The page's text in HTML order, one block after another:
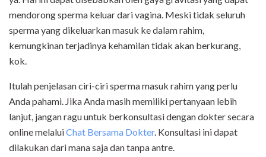
mendorong sperma keluar dari vagina. Meski tidak seluruh
sperma yang dikeluarkan masuk ke dalam rahim,
kemungkinan terjadinya kehamilan tidak akan berkurang,
kok.
Itulah penjelasan ciri-ciri sperma masuk rahim yang perlu
Anda pahami. Jika Anda masih memiliki pertanyaan lebih
lanjut, jangan ragu untuk berkonsultasi dengan dokter secara
online melaluiChat Bersama Dokter. Konsultasi ini dapat
dilakukan dari mana saja dan tanpa antre.